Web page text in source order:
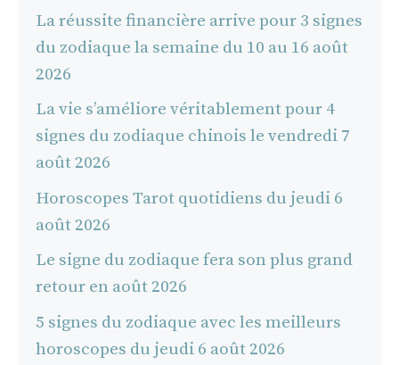
La réussite financière arrive pour 3 signes
du zodiaque la semaine du 10 au 16 août
2026
La vie s’améliore véritablement pour 4
signes du zodiaque chinois le vendredi 7
août 2026
Horoscopes Tarot quotidiens du jeudi 6
août 2026
Le signe du zodiaque fera son plus grand
retour en août 2026
5 signes du zodiaque avec les meilleurs
horoscopes du jeudi 6 août 2026